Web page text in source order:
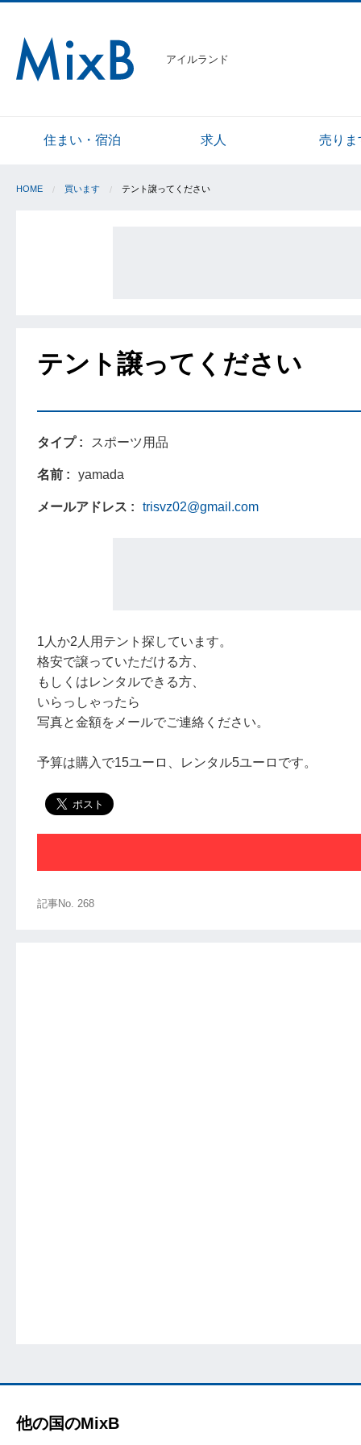
アイルランド
住まい・宿泊 求人 売りま
HOME 買います テント譲ってください
テント譲ってください
タイプ スポーツ用品
名前 yamada
メールアドレス trisvz02@gmail.com
1人か2人用テント探しています。
格安で譲っていただける方、
もしくはレンタルできる方、
いらっしゃったら
写真と金額をメールでご連絡ください。
予算は購入で15ユーロ、レンタル5ユーロです。
記事No. 268
他の国のMixB